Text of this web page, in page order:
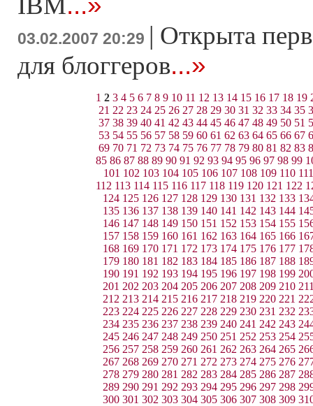
03.02.2007 20:29 | Открыта
для блоггеров...»
1 2 3 4 5 6 7 8 9 10 11 12 13 14 15 16 17 18 19
21 22 23 24 25 26 27 28 29 30 31 32 33 34 35
37 38 39 40 41 42 43 44 45 46 47 48 49 50 51
53 54 55 56 57 58 59 60 61 62 63 64 65 66 67
69 70 71 72 73 74 75 76 77 78 79 80 81 82 83
85 86 87 88 89 90 91 92 93 94 95 96 97 98 99
101 102 103 104 105 106 107 108 109 110 111
112 113 114 115 116 117 118 119 120 121 122
124 125 126 127 128 129 130 131 132 133
135 136 137 138 139 140 141 142 143 144
146 147 148 149 150 151 152 153 154 155
157 158 159 160 161 162 163 164 165 166
168 169 170 171 172 173 174 175 176 177
179 180 181 182 183 184 185 186 187 188
190 191 192 193 194 195 196 197 198 199
201 202 203 204 205 206 207 208 209 210
212 213 214 215 216 217 218 219 220 221
223 224 225 226 227 228 229 230 231 232
234 235 236 237 238 239 240 241 242 243
245 246 247 248 249 250 251 252 253 254
256 257 258 259 260 261 262 263 264 265
267 268 269 270 271 272 273 274 275 276
278 279 280 281 282 283 284 285 286 287
289 290 291 292 293 294 295 296 297 298
300 301 302 303 304 305 306 307 308 309